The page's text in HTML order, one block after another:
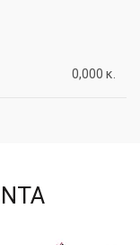
0,000 κ.